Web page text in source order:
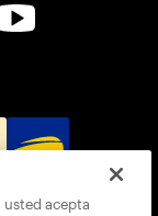
usted acepta